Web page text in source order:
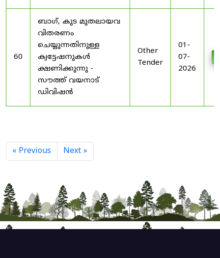
60
ബാഗ്, കുട മുതലായവ
വിതരണം
ചെയ്യുന്നതിനുള്ള
ക്വട്ടേഷനുകൾ
ക്ഷണിക്കുന്നു -
സൗത്ത് വയനാട്
ഡിവിഷൻ
Other
Tender
01-
07-
2026
« Previous Next »